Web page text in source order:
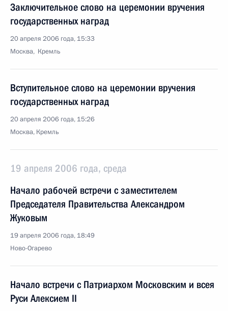
Заключительное слово на церемонии вручения
государственных наград
20 апреля 2006 года, 15:33
Москва, Кремль
Вступительное слово на церемонии вручения
государственных наград
20 апреля 2006 года, 15:26
Москва, Кремль
19 апреля 2006 года, среда
Начало рабочей встречи с заместителем
Председателя Правительства Александром
Жуковым
19 апреля 2006 года, 18:49
Ново-Огарево
Начало встречи с Патриархом Московским и всея
Руси Алексием II